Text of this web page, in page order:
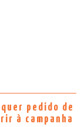
pedido de
à campanha